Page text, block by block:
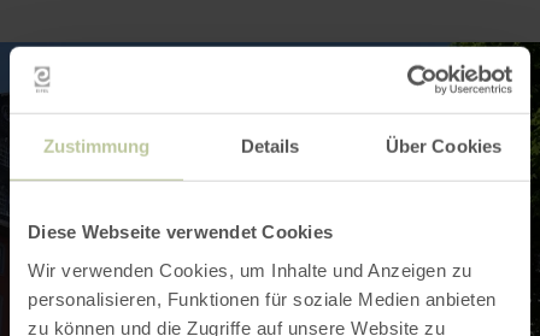
Zustimmung Details Über Cookies
Diese Webseite verwendet Cookies
Wir verwenden Cookies, um Inhalte und Anzeigen zu
personalisieren, Funktionen für soziale Medien anbieten
zu können und die Zugriffe auf unsere Website zu